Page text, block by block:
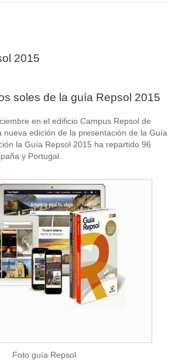
2015
soles de la guía Repsol 2015
en el edificio Campus Repsol de
nueva edición de la presentación de la Guía
la Guía Repsol 2015 ha repartido 96
y Portugal.
Foto guía Repsol